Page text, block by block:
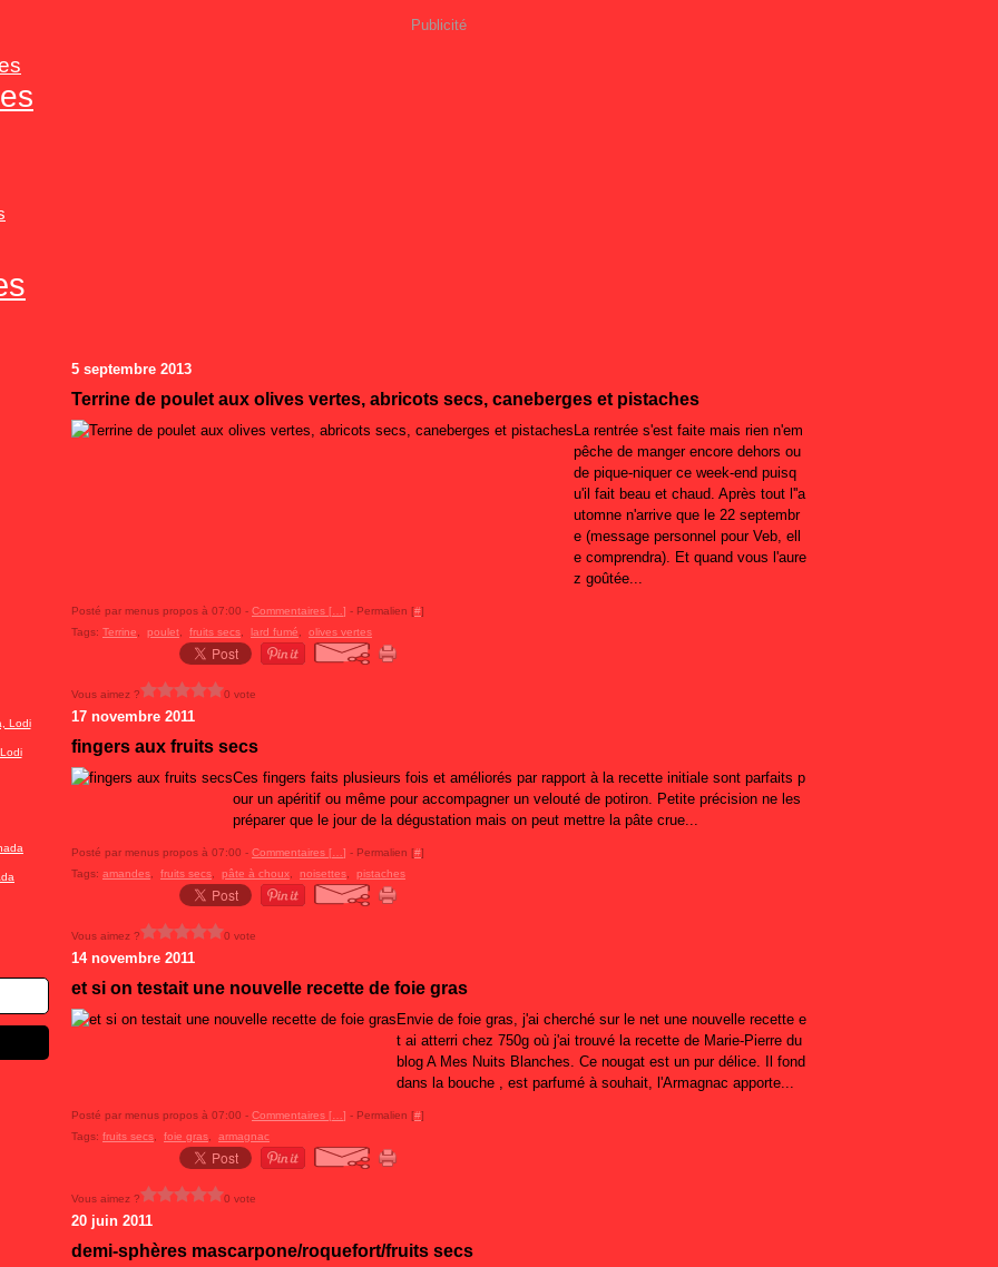
Publicité
5 septembre 2013
Terrine de poulet aux olives vertes, abricots secs, caneberges et pistaches
La rentrée s'est faite mais rien n'em
pêche de manger encore dehors ou
de pique-niquer ce week-end puisq
u'il fait beau et chaud. Après tout l''a
utomne n'arrive que le 22 septembr
e (message personnel pour Veb, ell
e comprendra). Et quand vous l'aure
z goûtée...
Posté par menus propos à 07:00 - Commentaires [ ] - Permalien [#]
Tags: Terrine poulet fruits secs lard fumé olives vertes
Vous aimez ? 0 vote
17 novembre 2011
fingers aux fruits secs
Ces fingers faits plusieurs fois et améliorés par rapport à la recette initiale sont parfaits p
our un apéritif ou même pour accompagner un velouté de potiron. Petite précision ne les
préparer que le jour de la dégustation mais on peut mettre la pâte crue...
Posté par menus propos à 07:00 - Commentaires [ ] - Permalien [#]
Tags: amandes fruits secs pâte à choux noisettes pistaches
Vous aimez ? 0 vote
14 novembre 2011
et si on testait une nouvelle recette de foie gras
Envie de foie gras, j'ai cherché sur le net une nouvelle recette e
t ai atterri chez 750g où j'ai trouvé la recette de Marie-Pierre du
blog A Mes Nuits Blanches. Ce nougat est un pur délice. Il fond
dans la bouche , est parfumé à souhait, l'Armagnac apporte...
Posté par menus propos à 07:00 - Commentaires [ ] - Permalien [#]
Tags: fruits secs foie gras armagnac
Vous aimez ? 0 vote
20 juin 2011
demi-sphères mascarpone/roquefort/fruits secs